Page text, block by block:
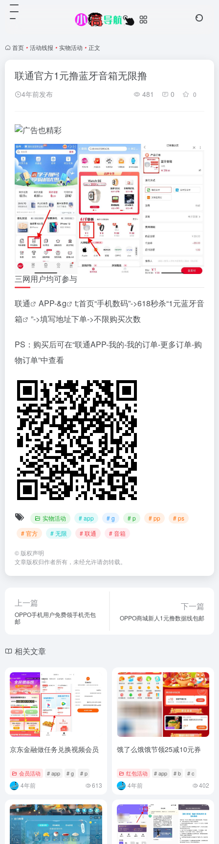
首页 • 活动线报 • 实物活动 • 正文
联通官方1元撸蓝牙音箱无限撸
4年前发布 481 0 0
三网用户均可参与
联通 APP-&g t;首页“手机数码”->618秒杀“1元蓝牙音
箱
”->填写地址下单->不限购买次数
PS：购买后可在“联通APP-我的-我的订单-更多订单-购
物订单”中查看
实物活动 # app # g # p # pp
# ps
# 官方
# 无限 # 联通 # 音箱
© 版权声明
文章版权归作者所有，未经允许请勿转载。
上一篇
OPPO手机用户免费领手机壳包
邮
下一篇
OPPO商城新人1元撸数据线包邮
相关文章
京东金融做任务兑换视频会员
会员活动 # app # g # p
4年前 613
饿了么饿饿节领25减10元券
红包活动 # app # b # c
4年前 402